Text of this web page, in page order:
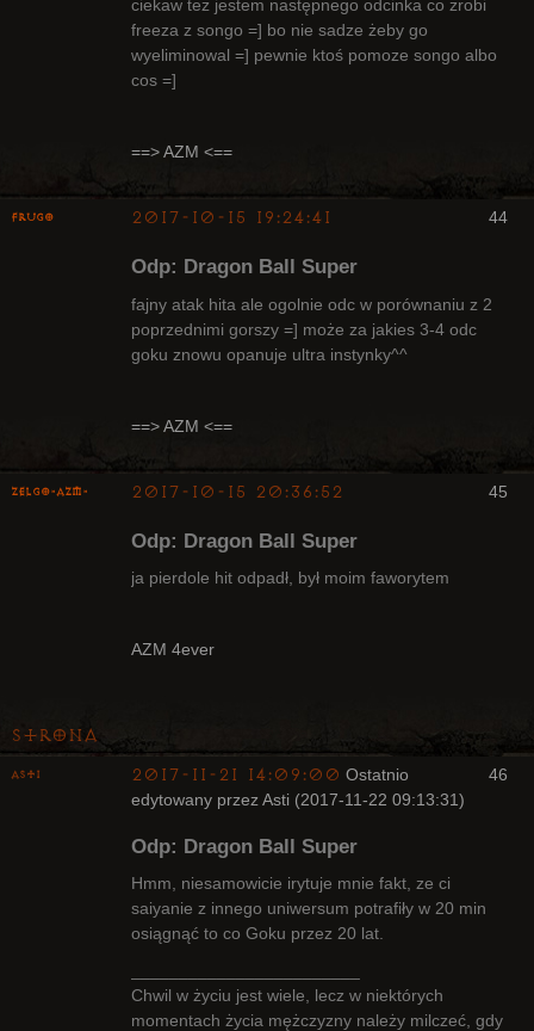
ciekaw tez jestem następnego odcinka co zrobi
freeza z songo =] bo nie sadze żeby go
wyeliminowal =] pewnie ktoś pomoze songo albo
cos =]
==> AZM <==
44
Frugo 2017-10-15 19:24:41
Odp: Dragon Ball Super
fajny atak hita ale ogolnie odc w porównaniu z 2
poprzednimi gorszy =] może za jakies 3-4 odc
goku znowu opanuje ultra instynky^^
==> AZM <==
45
ZelgO-AZM- 2017-10-15 20:36:52
Odp: Dragon Ball Super
ja pierdole hit odpadł, był moim faworytem
AZM 4ever
Strona
46
Asti 2017-11-21 14:09:00 Ostatnio
edytowany przez Asti (2017-11-22 09:13:31)
Odp: Dragon Ball Super
Hmm, niesamowicie irytuje mnie fakt, ze ci
saiyanie z innego uniwersum potrafiły w 20 min
osiągnąć to co Goku przez 20 lat.
Chwil w życiu jest wiele, lecz w niektórych
momentach życia mężczyzny należy milczeć, gdy